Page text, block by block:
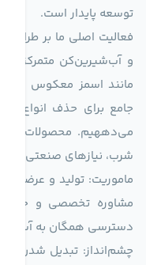
توسعه پایدار است.
فعالیت اصلی ما بر
و آب‌شیرین‌کن متمرکز
جامع برای حذف انواع
می‌دههیم. محصولات ما
شرب، نیازهای صنعتی و
ماموریت: تولید و عرضه
مشاوره تخصصی و
دسترسی همگان به آب پاک
چشم‌انداز: تبدیل شدن به